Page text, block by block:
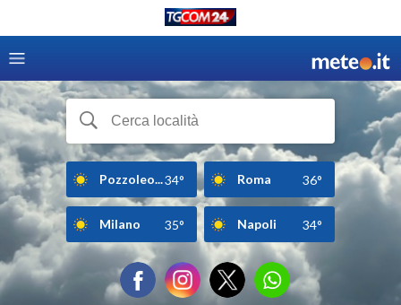
Pozzoleo...34° Roma 36°
Milano 35° Napoli 34°